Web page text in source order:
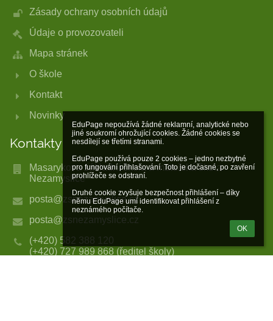
EduPage nepoužívá žádné reklamní, analytické nebo
jiné soukromí ohrožující cookies. Žádné cookies se
nesdílejí se třetími stranami.
EduPage používá pouze 2 cookies – jedno nezbytné
pro fungování přihlašování. Toto je dočasné, po zavření
prohlížeče se odstraní.
Druhé cookie zvyšuje bezpečnost přihlášení – díky
němu EduPage umí identifikovat přihlášení z
neznámého počítače.
OK
Zásady ochrany osobních údajů
Údaje o provozovateli
Mapa stránek
O škole
Kontakt
Novinky
Kontakty
Masarykova základní škola a mateřská škola
Nezamyslice
posta@zsnezamyslice.cz
posta@zsnezamyslice.cz
(+420) 582 388 120
(+420) 727 989 868 (ředitel školy)